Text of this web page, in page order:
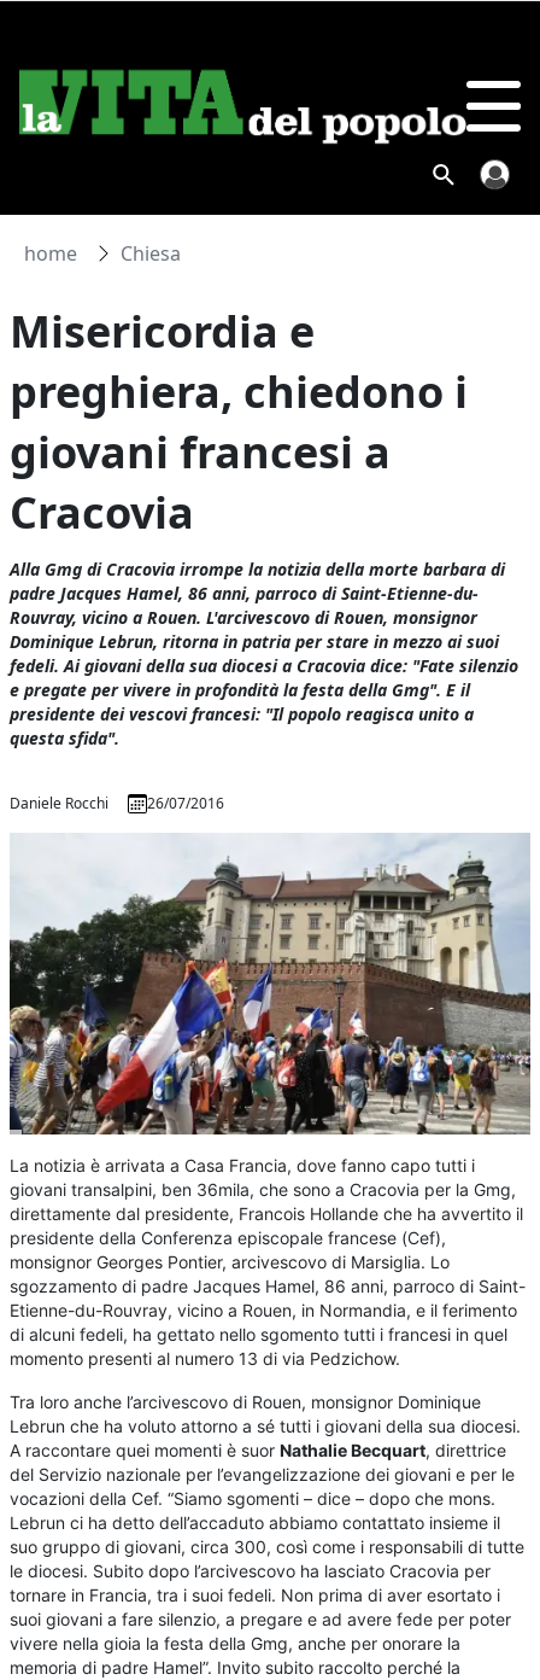
home Chiesa
Misericordia e
preghiera, chiedono i
giovani francesi a
Cracovia
Alla Gmg di Cracovia irrompe la notizia della morte barbara di
padre Jacques Hamel, 86 anni, parroco di Saint-Etienne-du-
Rouvray, vicino a Rouen. L'arcivescovo di Rouen, monsignor
Dominique Lebrun, ritorna in patria per stare in mezzo ai suoi
fedeli. Ai giovani della sua diocesi a Cracovia dice: "Fate silenzio
e pregate per vivere in profondità la festa della Gmg". E il
presidente dei vescovi francesi: "Il popolo reagisca unito a
questa sfida".
Daniele Rocchi 26/07/2016
La notizia è arrivata a Casa Francia, dove fanno capo tutti i
giovani transalpini, ben 36mila, che sono a Cracovia per la Gmg,
direttamente dal presidente, Francois Hollande che ha avvertito il
presidente della Conferenza episcopale francese (Cef),
monsignor Georges Pontier, arcivescovo di Marsiglia. Lo
sgozzamento di padre Jacques Hamel, 86 anni, parroco di Saint-
Etienne-du-Rouvray, vicino a Rouen, in Normandia, e il ferimento
di alcuni fedeli, ha gettato nello sgomento tutti i francesi in quel
momento presenti al numero 13 di via Pedzichow.
Tra loro anche l’arcivescovo di Rouen, monsignor Dominique
Lebrun che ha voluto attorno a sé tutti i giovani della sua diocesi.
A raccontare quei momenti è suorNathalie Becquart, direttrice
del Servizio nazionale per l’evangelizzazione dei giovani e per le
vocazioni della Cef. “Siamo sgomenti – dice – dopo che mons.
Lebrun ci ha detto dell’accaduto abbiamo contattato insieme il
suo gruppo di giovani, circa 300, così come i responsabili di tutte
le diocesi. Subito dopo l’arcivescovo ha lasciato Cracovia per
tornare in Francia, tra i suoi fedeli. Non prima di aver esortato i
suoi giovani a fare silenzio, a pregare e ad avere fede per poter
vivere nella gioia la festa della Gmg, anche per onorare la
memoria di padre Hamel”. Invito subito raccolto perché la